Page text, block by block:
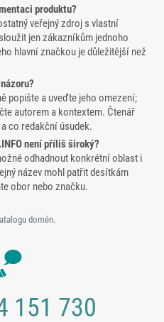
produktu?
veřejný zdroj s vlastní
jen zákazníkům jednoho
hlavní značkou je důležitější než
popište a uveďte jeho omezení;
autorem a kontextem. Čtenář
co redakční úsudek.
není příliš široký?
odhadnout konkrétní oblast i
název mohl patřit desítkám
obor nebo značku.
domén.
151 730